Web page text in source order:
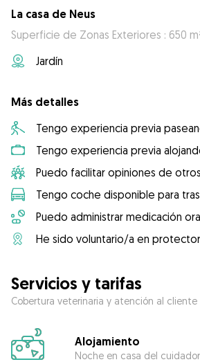
La casa de Neus
Superficie de Zonas Exteriores : 650
Jardín
Más detalles
Tengo experiencia previa
Tengo experiencia previa
Puedo facilitar opiniones de
Tengo coche disponible para
Puedo administrar medicación
He sido voluntario/a en
Servicios y tarifas
Cobertura veterinaria y atención al
Alojamiento
Noche en casa del cuidador